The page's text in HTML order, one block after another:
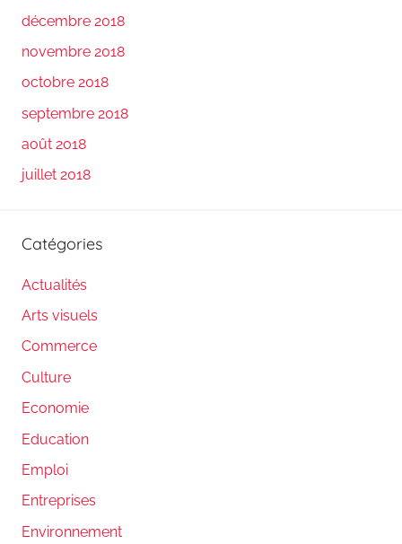
décembre 2018
novembre 2018
octobre 2018
septembre 2018
août 2018
juillet 2018
Catégories
Actualités
Arts visuels
Commerce
Culture
Economie
Education
Emploi
Entreprises
Environnement